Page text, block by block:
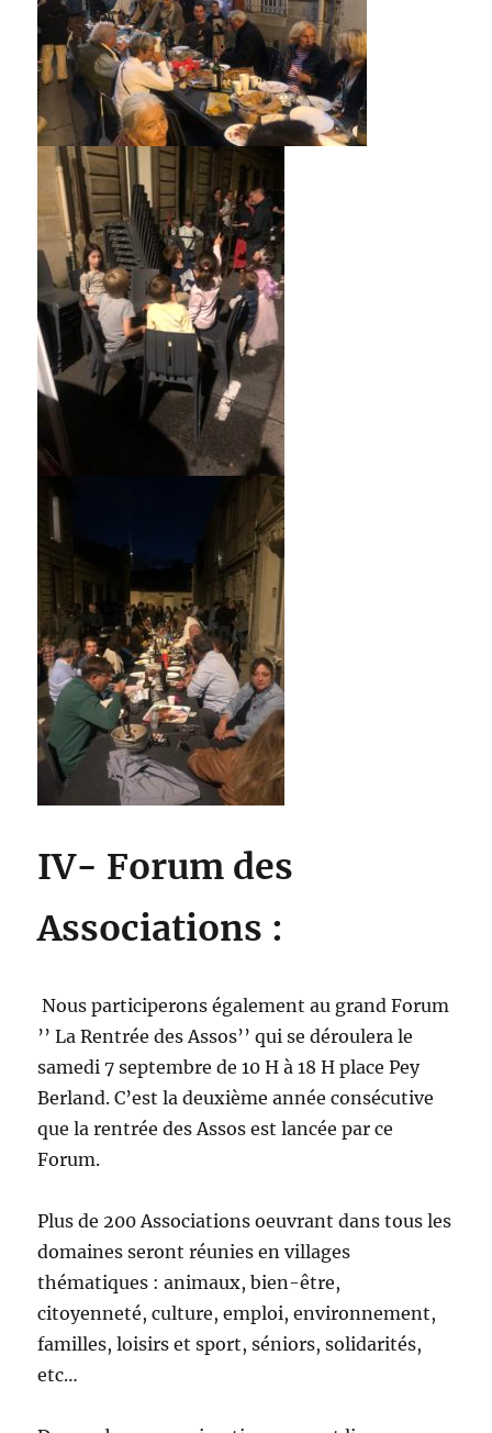
IV- Forum des
Associations :
Nous participerons également au grand Forum
’’ La Rentrée des Assos’’ qui se déroulera le
samedi 7 septembre de 10 H à 18 H place Pey
Berland. C’est la deuxième année consécutive
que la rentrée des Assos est lancée par ce
Forum.
Plus de 200 Associations oeuvrant dans tous les
domaines seront réunies en villages
thématiques : animaux, bien-être,
citoyenneté, culture, emploi, environnement,
familles, loisirs et sport, séniors, solidarités,
etc…